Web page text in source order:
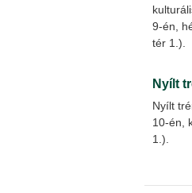
9-én,
tér 1.).
Nyílt
Nyílt
10-én,
1.).